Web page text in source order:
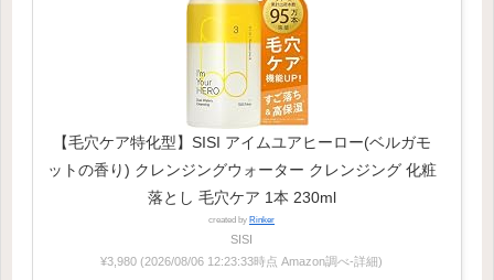
【毛穴ケア特化型】SISI アイムユアヒーロー(ベルガモ
ットの香り) クレンジングウォーター クレンジング 化粧
落とし 毛穴ケア 1本 230ml
created by Rinker
SISI
¥3,980 (2026/08/06 12:23:33時点 Amazon調べ-詳細)